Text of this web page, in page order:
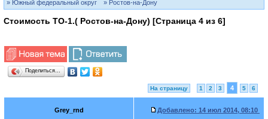
» Южный федеральный округ
» Ростов-на-Дону
Стоимость ТО-1.( Ростов-на-Дону) [Страница 4 из 6]
Поделиться…
На страницу 1 2 3 4 5 6
Grey_rnd Добавлено: 14 июл 2014, 08:10